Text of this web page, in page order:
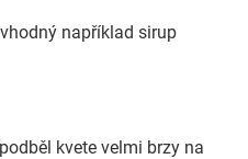
například sirup
kvete velmi brzy na